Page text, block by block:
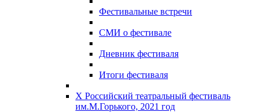
Фестивальные встречи
СМИ о фестивале
Дневник фестиваля
Итоги фестиваля
X Российский театральный фестиваль
им.М.Горького, 2021 год